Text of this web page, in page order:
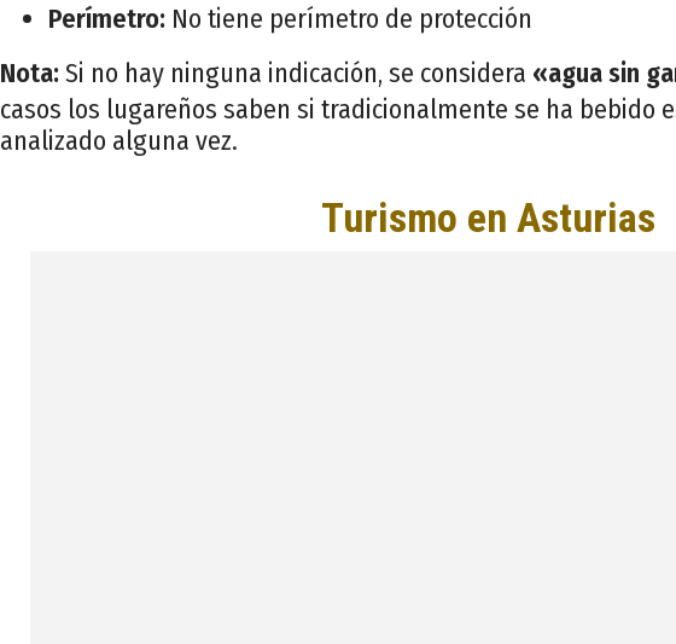
Perímetro: No tiene perímetro de protección
Nota: Si no hay ninguna indicación, se considera «agua sin
casos los lugareños saben si tradicionalmente se ha bebido
analizado alguna vez.